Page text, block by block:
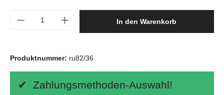
Produkt Anzahl: Gib den gewünschten
In den Warenkorb
Produktnummer: ru82/36
✔ Zahlungsmethoden-Auswahl!